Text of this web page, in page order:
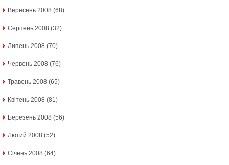
Вересень 2008 (68)
Серпень 2008 (32)
Липень 2008 (70)
Червень 2008 (76)
Травень 2008 (65)
Квітень 2008 (81)
Березень 2008 (56)
Лютий 2008 (52)
Січень 2008 (64)